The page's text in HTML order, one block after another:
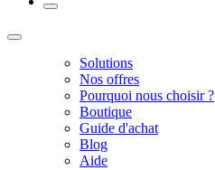
Solutions
Nos offres
Pourquoi nous choisir ?
Boutique
Guide d'achat
Blog
Aide